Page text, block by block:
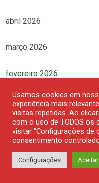
abril 2026
março 2026
fevereiro 2026
janeiro 2026
dezembro 2025
novembro 2025
Usamos cookies em
experiência mais
visitas repetidas. Ao
com o uso de TODOS os
visitar "Configurações de
consentimento
Configurações Aceitar